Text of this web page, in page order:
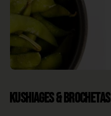
Kushiages & Brochetas